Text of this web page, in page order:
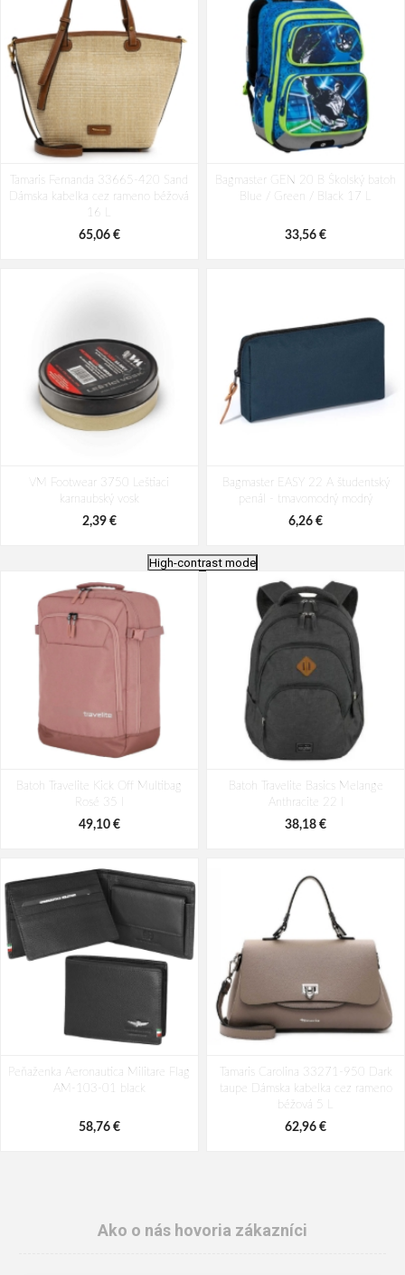
Tamaris Fernanda 33665-420 Sand
Dámska kabelka cez rameno béžová
16 L
65,06 €
Bagmaster GEN 20 B Školský batoh
Blue / Green / Black 17 L
33,56 €
VM Footwear 3750 Leštiaci
karnaubský vosk
2,39 €
Bagmaster EASY 22 A študentský
penál - tmavomodrý modrý
6,26 €
AM-580-05 modrá 22 L
98,49 €
AM-581-05 modrá 19 L
94,29 €
High-contrast mode
Batoh Travelite Kick Off Multibag
Rosé 35 l
49,10 €
Batoh Travelite Basics Melange
Anthracite 22 l
38,18 €
Peňaženka Aeronautica Militare Flag
AM-103-01 black
58,76 €
Tamaris Carolina 33271-950 Dark
taupe Dámska kabelka cez rameno
béžová 5 L
62,96 €
Ako o nás hovoria zákazníci